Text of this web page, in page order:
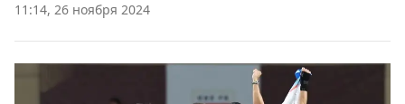
11:14, 26 ноября 2024